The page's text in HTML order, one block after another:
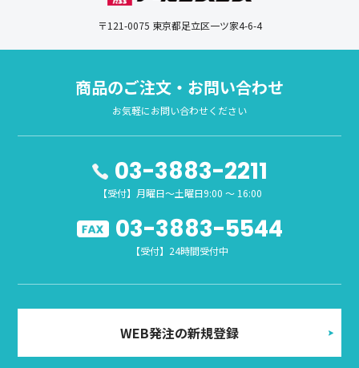
〒121-0075 東京都足立区一ツ家4-6-4
商品のご注文・お問い合わせ
お気軽にお問い合わせください
03-3883-2211
【受付】月曜日～土曜日9:00 ～ 16:00
03-3883-5544
【受付】24時間受付中
WEB発注の新規登録